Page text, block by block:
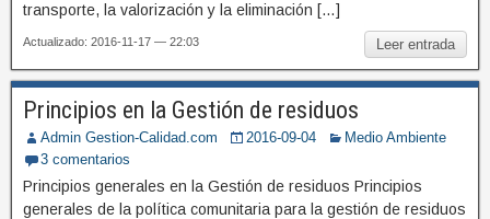
transporte, la valorización y la eliminación […]
Leer entrada
Actualizado: 2016-11-17 — 22:03
Principios en la Gestión de residuos
Admin Gestion-Calidad.com 2016-09-04
Medio Ambiente
3 comentarios
Principios generales en la Gestión de residuos Principios
generales de la política comunitaria para la gestión de residuos